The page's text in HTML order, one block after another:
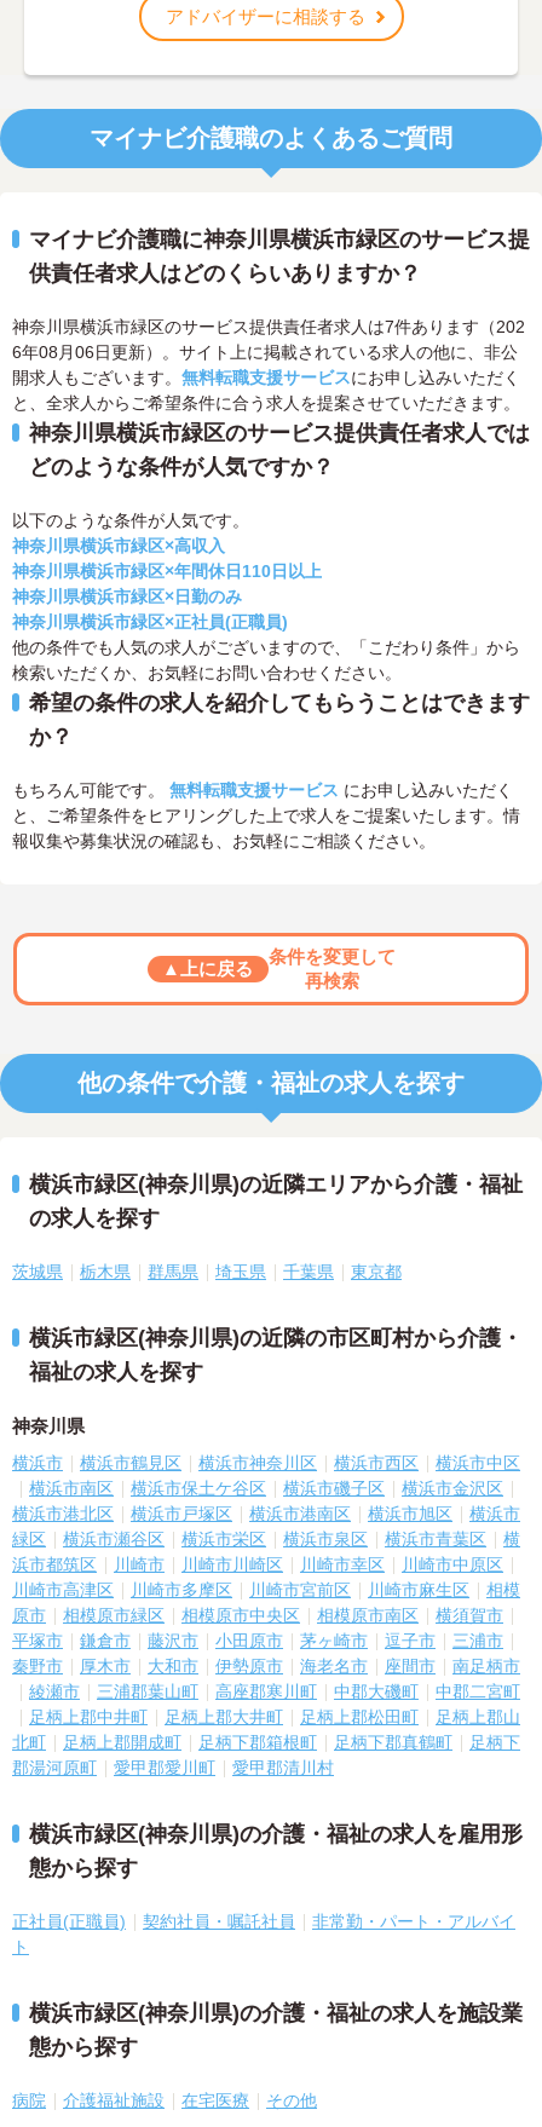
アドバイザーに相談する
マイナビ介護職のよくあるご質問
マイナビ介護職に神奈川県横浜市緑区のサービス提
供責任者求人はどのくらいありますか？
神奈川県横浜市緑区のサービス提供責任者求人は7件あります（202
6年08月06日更新）。サイト上に掲載されている求人の他に、非公
開求人もございます。 無料転職支援サービスにお申し込みいただく
と、全求人からご希望条件に合う求人を提案させていただきます。
神奈川県横浜市緑区のサービス提供責任者求人では
どのような条件が人気ですか？
以下のような条件が人気です。
神奈川県横浜市緑区×高収入
神奈川県横浜市緑区×年間休日110日以上
神奈川県横浜市緑区×日勤のみ
神奈川県横浜市緑区×正社員(正職員)
他の条件でも人気の求人がございますので、「こだわり条件」から
検索いただくか、お気軽にお問い合わせください。
希望の条件の求人を紹介してもらうことはできます
か？
もちろん可能です。 無料転職支援サービス にお申し込みいただく
と、ご希望条件をヒアリングした上で求人をご提案いたします。情
報収集や募集状況の確認も、お気軽にご相談ください。
▲上に戻る
条件を変更して
再検索
他の条件で介護・福祉の求人を探す
横浜市緑区(神奈川県)の近隣エリアから介護・福祉
の求人を探す
茨城県 栃木県 群馬県 埼玉県 千葉県 東京都
横浜市緑区(神奈川県)の近隣の市区町村から介護・
福祉の求人を探す
神奈川県
横浜市 横浜市鶴見区 横浜市神奈川区 横浜市西区
横浜市中区
横浜市南区
横浜市保土ケ谷区 横浜市磯子区
横浜市金沢区
横浜市港北区
横浜市戸塚区 横浜市港南区 横浜市旭区
横浜市
緑区
横浜市瀬谷区 横浜市栄区 横浜市泉区 横浜市青葉区
横
浜市都筑区
川崎市 川崎市川崎区 川崎市幸区
川崎市中原区
川崎市高津区
川崎市多摩区 川崎市宮前区 川崎市麻生区
相模
原市
相模原市緑区 相模原市中央区 相模原市南区
横須賀市
平塚市
鎌倉市 藤沢市 小田原市 茅ヶ崎市 逗子市
三浦市
秦野市
厚木市 大和市 伊勢原市 海老名市 座間市
南足柄市
綾瀬市
三浦郡葉山町 高座郡寒川町 中郡大磯町
中郡二宮町
足柄上郡中井町
足柄上郡大井町 足柄上郡松田町
足柄上郡山
北町
足柄上郡開成町 足柄下郡箱根町 足柄下郡真鶴町
足柄下
郡湯河原町
愛甲郡愛川町 愛甲郡清川村
横浜市緑区(神奈川県)の介護・福祉の求人を雇用形
態から探す
正社員(正職員) 契約社員・嘱託社員
非常勤・パート・アルバイ
ト
横浜市緑区(神奈川県)の介護・福祉の求人を施設業
態から探す
病院 介護福祉施設 在宅医療 その他